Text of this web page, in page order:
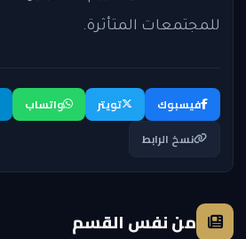
للمجتمعات المتأثرة.
فيسبوك تويتر واتساب
نسخ الرابط
من نفس القسم